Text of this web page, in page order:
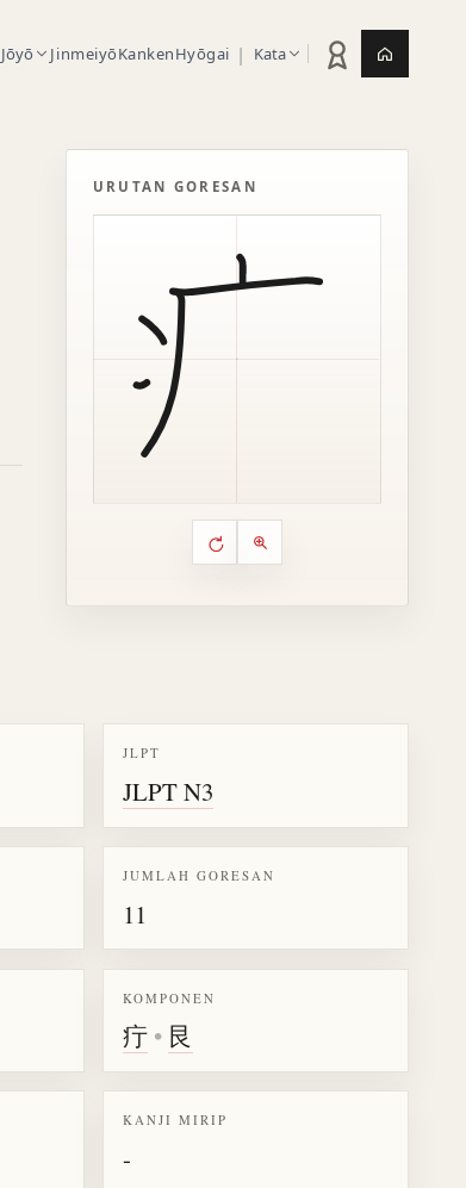
Jōyō JinmeiyōKankenHyōgai | Kata Statistik latihan
URUTAN GORESAN
Kontrol animasi urutan
Putar ulang animasi
Perbesar animasi
JLPT
JLPT N3
JUMLAH GORESAN
11
KOMPONEN
疔 • 艮
KANJI MIRIP
-